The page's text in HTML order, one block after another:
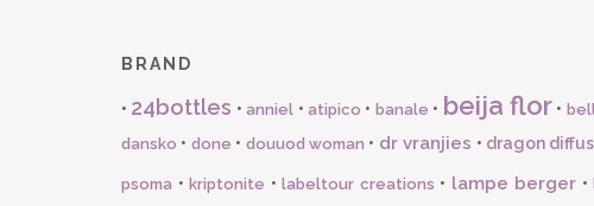
BRAND
• 24bottles •anniel •atipico • banale • beija flor •
dansko • done • douuod woman • dr vranjies • dragon
psoma •kriptonite •labeltour creations • lampe berger •